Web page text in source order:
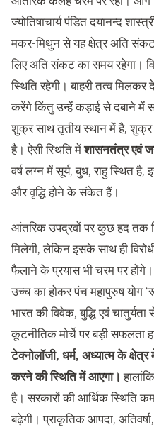
ज्योतिषाचार्य पंडित दयानन्द
मकर-मिथुन से यह क्षेत्र अति
लिए अति संकट का समय रहेगा।
स्थिति रहेगी। बाहरी तत्व
करेंगे किंतु उन्हें कड़ाई से दबाने में
शुक्र साथ तृतीय स्थान में है, शुक्र
है। ऐसी स्थिति मेंशासनतंत्र एवं
वर्ष लग्न में सूर्य, बुध, राहु स्थित
और वृद्धि होने के संकेत हैं।
आंतरिक उपद्रवों पर कुछ हद तक
मिलेगी, लेकिन इसके साथ ही
फैलाने के प्रयास भी चरम पर
उच्च का होकर पंच महापुरुष योग
भारत की विवेक, बुद्धि एवं
कूटनीतिक मोर्चे पर बड़ी सफलता
टेक्नोलॉजी, धर्म, अध्यात्म के क्षेत्र
करने की स्थिति में आएगा।
है। सरकारों की आर्थिक स्थिति
बढ़ेगी। प्राकृतिक आपदा,